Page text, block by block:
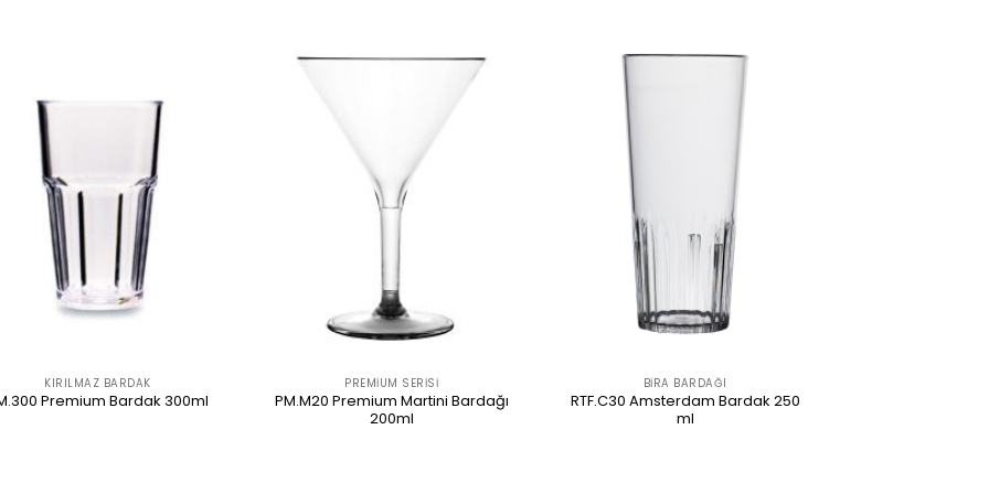
KIRILMAZ BARDAK
Premium Bardak 300ml
PREMIUM SERISI
PM.M20 Premium Martini Bardağı
200ml
BIRA BARDAĞI
RTF.C30 Amsterdam Bardak 250
ml